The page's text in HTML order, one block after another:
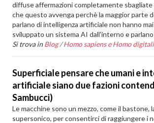
diffuse affermazioni completamente sbagliate
che questo avvenga perchè la maggior parte
parlano di intelligenza artificiale non hanno
sviluppato un sistema AI dall'interno e
Si trova in Blog /Homo sapiens e Homo
Superficiale pensare che umani e
artificiale siano due fazioni
Sambucci)
Le macchine sono un mezzo, come il bastone,
supersonico, per consentirci di raggiungere i